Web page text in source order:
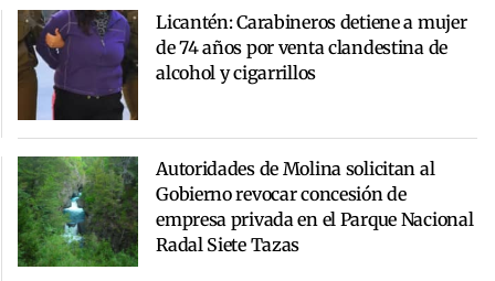
Licantén: Carabineros detiene a mujer
de 74 años por venta clandestina de
alcohol y cigarrillos
Autoridades de Molina solicitan al
Gobierno revocar concesión de
empresa privada en el Parque Nacional
Radal Siete Tazas